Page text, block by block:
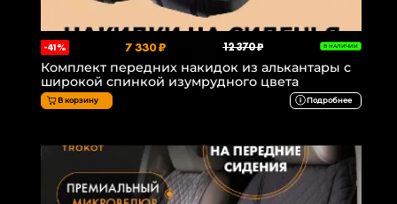
-41% 7 330 ₽ 12 370 ₽ В НАЛИЧИИ
Комплект передних накидок из алькантары с
широкой спинкой изумрудного цвета
В корзину Подробнее